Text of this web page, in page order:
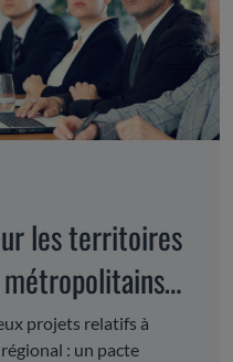
les territoires
projets relatifs à
: un pacte